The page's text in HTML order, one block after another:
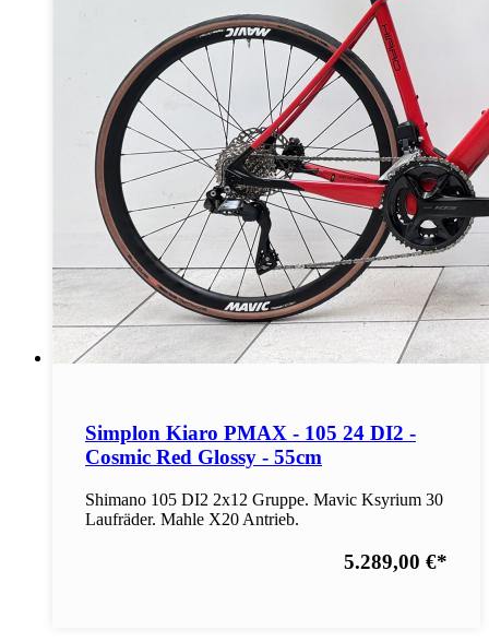
Simplon Kiaro PMAX - 105 24 DI2 -
Cosmic Red Glossy - 55cm
Shimano 105 DI2 2x12 Gruppe. Mavic Ksyrium 30
Laufräder. Mahle X20 Antrieb.
5.289,00 €*